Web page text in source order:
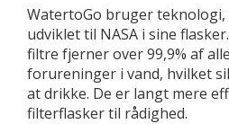
WatertoGo bruger
udviklet til NASA i sine
filtre fjerner over 99,9% af
forureninger i vand, hvilket
at drikke. De er langt mere
filterflasker til rådighed.